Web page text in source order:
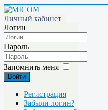
Личный кабинет
Логин
Пароль
Запомнить меня
Войти
Регистрация
Забыли логин?